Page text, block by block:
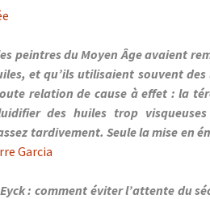
peintres du Moyen Âge avaient
et qu’ils utilisaient souvent des
relation de cause à effet : la
des huiles trop
tardivement. Seule la mise en
Garcia
: comment éviter l’attente du